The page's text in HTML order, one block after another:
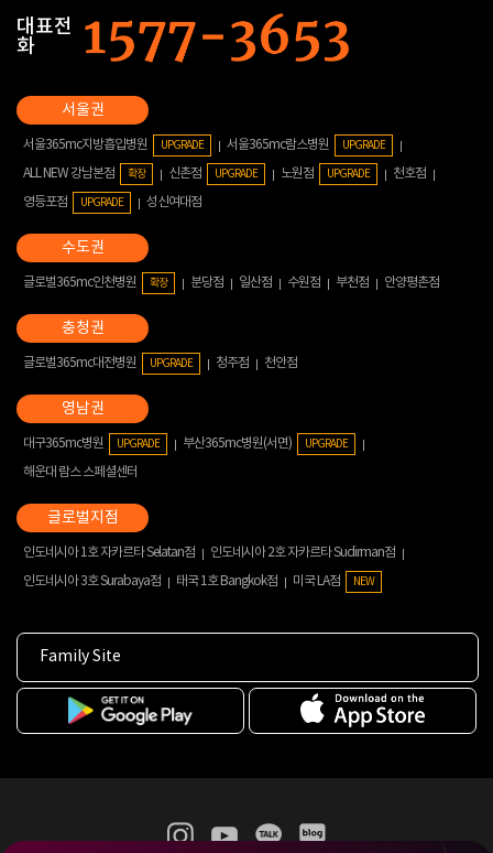
대표전
화
서울365mc지방흡입병원 UPGRADE 서울365mc람스병원 UPGRADE
ALL NEW 강남본점 확장 신촌점 UPGRADE 노원점 UPGRADE
천호점
영등포점
UPGRADE 성신여대점
글로벌365mc인천병원 확장 분당점 일산점 수원점 부천점 안양평촌점
글로벌365mc대전병원 UPGRADE 청주점 천안점
대구365mc병원 UPGRADE 부산365mc병원(서면) UPGRADE
해운대 람스 스페셜센터
인도네시아 1호 자카르타 Selatan점
인도네시아 2호 자카르타 Sudirman점
인도네시아 3호 Surabaya점
태국 1호 Bangkok점 미국 LA점 NEW
Family Site